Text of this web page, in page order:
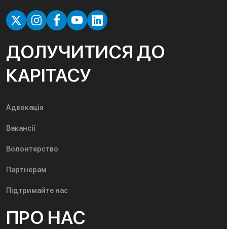
ДОЛУЧИТИСЯ ДО
КАРІТАСУ
Адвокація
Вакансії
Волонтерство
Партнерам
Підтримайте нас
ПРО НАС